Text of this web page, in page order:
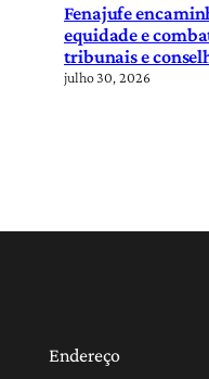
Fenajufe
equidade e
tribunais e
julho 30, 2026
Endereço